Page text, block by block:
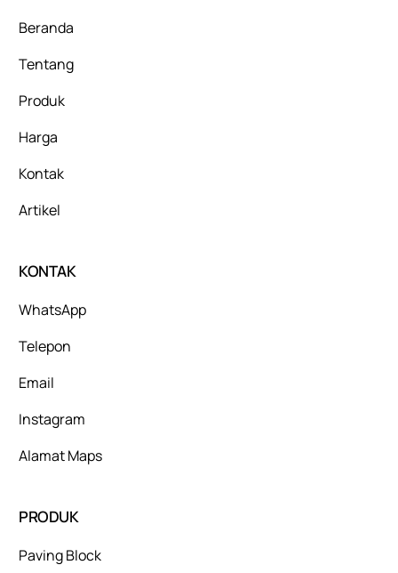
Beranda
Tentang
Produk
Harga
Kontak
Artikel
KONTAK
WhatsApp
Telepon
Email
Instagram
Alamat Maps
PRODUK
Paving Block